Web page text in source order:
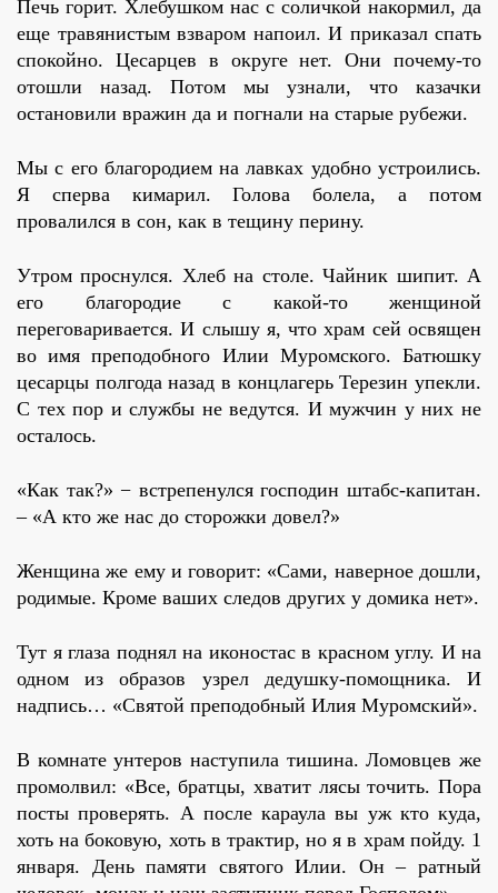
Печь горит. Хлебушком нас с соличкой накормил, да
еще травянистым взваром напоил. И приказал спать
спокойно. Цесарцев в округе нет. Они почему-то
отошли назад. Потом мы узнали, что казачки
остановили вражин да и погнали на старые рубежи.
Мы с его благородием на лавках удобно устроились.
Я сперва кимарил. Голова болела, а потом
провалился в сон, как в тещину перину.
Утром проснулся. Хлеб на столе. Чайник шипит. А
его благородие с какой-то женщиной
переговаривается. И слышу я, что храм сей освящен
во имя преподобного Илии Муромского. Батюшку
цесарцы полгода назад в концлагерь Терезин упекли.
С тех пор и службы не ведутся. И мужчин у них не
осталось.
«Как так?» − встрепенулся господин штабс-капитан.
– «А кто же нас до сторожки довел?»
Женщина же ему и говорит: «Сами, наверное дошли,
родимые. Кроме ваших следов других у домика нет».
Тут я глаза поднял на иконостас в красном углу. И на
одном из образов узрел дедушку-помощника. И
надпись… «Святой преподобный Илия Муромский».
В комнате унтеров наступила тишина. Ломовцев же
промолвил: «Все, братцы, хватит лясы точить. Пора
посты проверять. А после караула вы уж кто куда,
хоть на боковую, хоть в трактир, но я в храм пойду. 1
января. День памяти святого Илии. Он – ратный